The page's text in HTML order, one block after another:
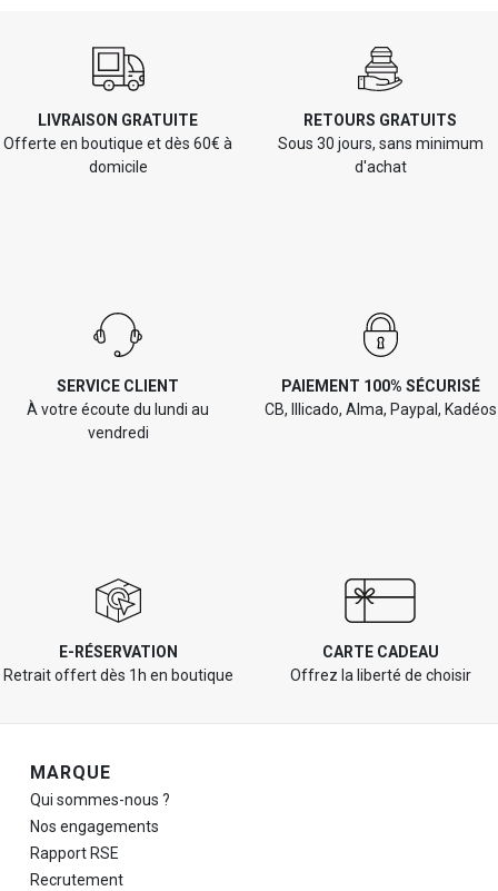
LIVRAISON GRATUITE
Offerte en boutique et dès 60€ à
domicile
RETOURS GRATUITS
Sous 30 jours, sans minimum
d'achat
SERVICE CLIENT
À votre écoute du lundi au
vendredi
PAIEMENT 100% SÉCURISÉ
CB, Illicado, Alma, Paypal, Kadéos
E-RÉSERVATION
Retrait offert dès 1h en boutique
CARTE CADEAU
Offrez la liberté de choisir
Navigation de pied de page
MARQUE
Qui sommes-nous ?
Nos engagements
Rapport RSE
Recrutement